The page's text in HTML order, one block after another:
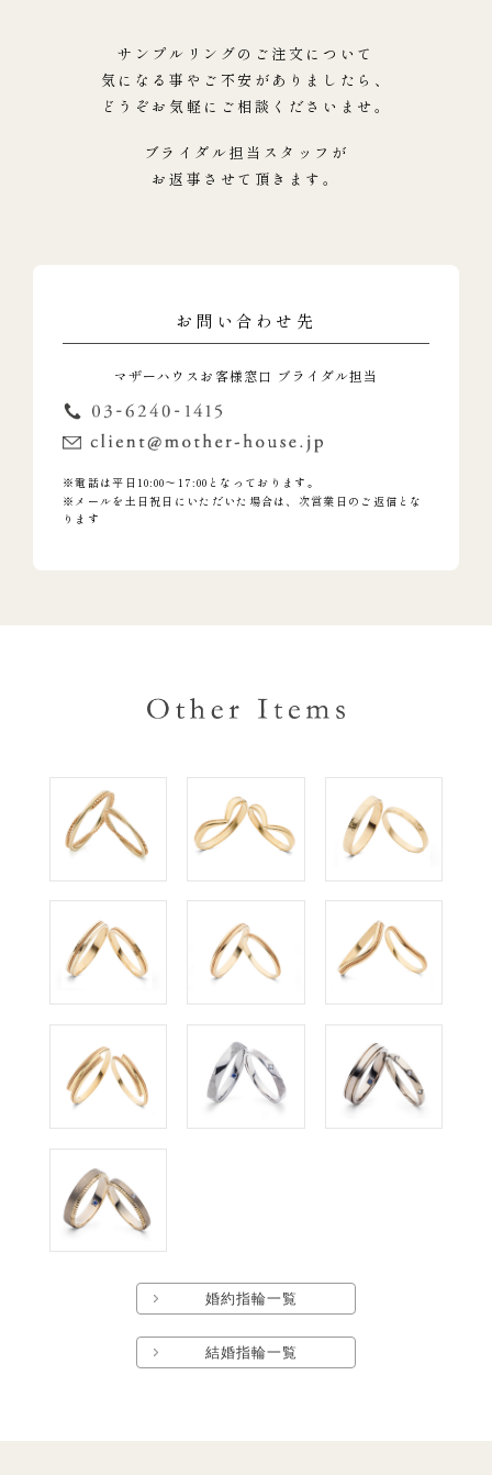
サンプルリングのご注文について
気になる事やご不安がありましたら、
どうぞお気軽にご相談くださいませ。
ブライダル担当スタッフが
お返事させて頂きます。
お問い合わせ先
マザーハウスお客様窓口 ブライダル担当
※電話は平日10:00～17:00となっております。
※メールを土日祝日にいただいた場合は、次営業日のご返信とな
ります
婚約指輪一覧
結婚指輪一覧